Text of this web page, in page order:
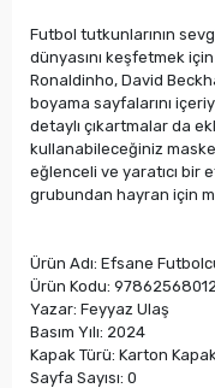
Futbol tutkunlarının
dünyasını keşfetmek için
Ronaldinho, David
boyama sayfalarını
detaylı çıkartmalar da
kullanabileceğiniz
eğlenceli ve yaratıcı bir
grubundan hayran için
Ürün Adı: Efsane
Ürün Kodu:
Yazar: Feyyaz Ulaş
Basım Yılı: 2024
Kapak Türü: Karton Kapak
Sayfa Sayısı: 0